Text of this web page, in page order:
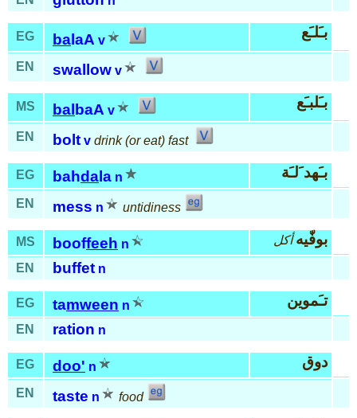
EG ba laA v بـَلـَع
EN swallow v
MS bal baA v بـَلبـَع
EN bolt v drink (or eat) fast
EG bahda la n بـَهد َلـَة
EN mess n untidiness
MS booffeeh n بوفّيه أكل
EN buffet n
EG tamween n تـَموين
EN ration n
EG doo' n دوق
EN taste n food